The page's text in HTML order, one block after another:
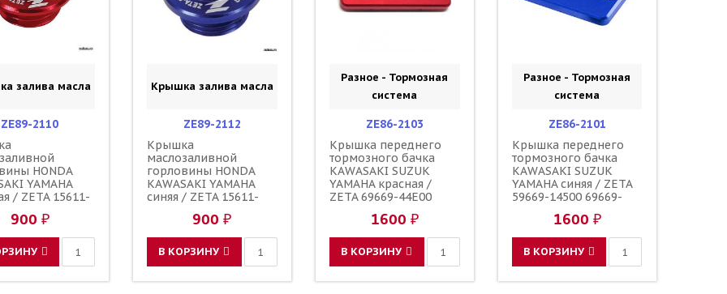
залива масла
ZE89-2110
HONDA
YAMAHA
/ ZETA 15611-
018 3Y1-
00 3Y1-
10-00
900 ₽
Крышка залива масла
ZE89-2112
Крышка
маслозаливной
горловины HONDA
KAWASAKI YAMAHA
синяя / ZETA 15611-
000 16115-018 3Y1-
15363-00-00 3Y1-
15363-10-00
900 ₽
В КОРЗИНУ
Разное - Тормозная
система
ZE86-2103
Крышка переднего
тормозного бачка
KAWASAKI SUZUK
YAMAHA красная /
ZETA 69669-44E00
27C00 43026-0020
5MV-25852-00-00 5MV-
25852-01-00
1600 ₽
В КОРЗИНУ
Разное - Тормозная
система
ZE86-2101
Крышка переднего
тормозного бачка
KAWASAKI SUZUK
YAMAHA синяя / ZETA
59669-14500 69669-
59669-27C00 43026-
0020 5MV-25852-00-00
5MV-25852-01-00
1600 ₽
В КОРЗИНУ